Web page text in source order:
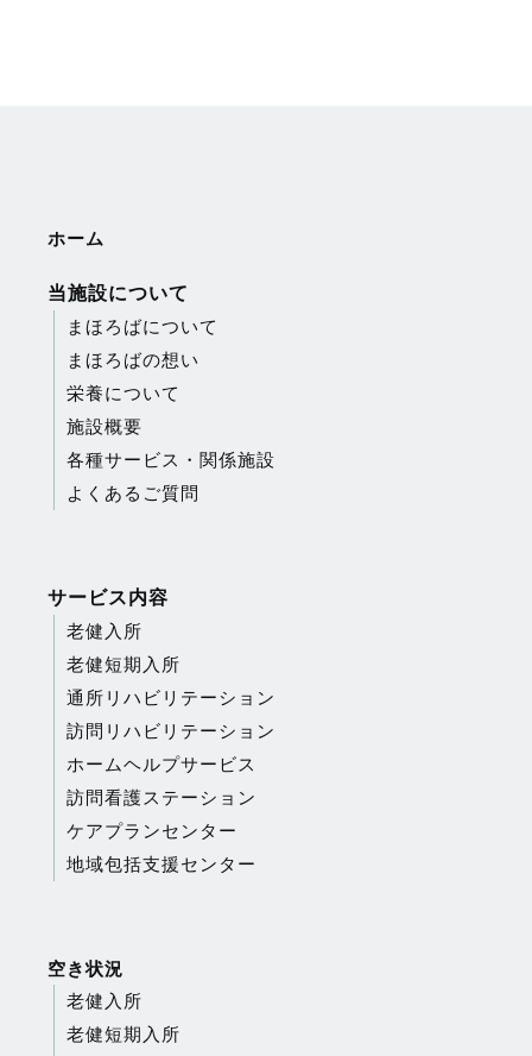
ホーム
当施設について
まほろばについて
まほろばの想い
栄養について
施設概要
各種サービス・関係施設
よくあるご質問
サービス内容
老健入所
老健短期入所
通所リハビリテーション
訪問リハビリテーション
ホームヘルプサービス
訪問看護ステーション
ケアプランセンター
地域包括支援センター
空き状況
老健入所
老健短期入所